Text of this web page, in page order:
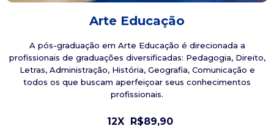
Arte Educação
A pós-graduação em Arte Educação é direcionada a
profissionais de graduações diversificadas: Pedagogia, Direito,
Letras, Administração, História, Geografia, Comunicação e
todos os que buscam aperfeiçoar seus conhecimentos
profissionais.
12X R$89,90